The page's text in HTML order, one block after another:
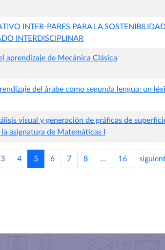
INTER-PARES PARA LA
INTERDISCIPLINAR
aprendizaje de Mecánica Clásica
del árabe como segunda lengua: un
visual y generación de gráficas de
asignatura de Matemáticas I
3 4 5 6 7 8 ... 16